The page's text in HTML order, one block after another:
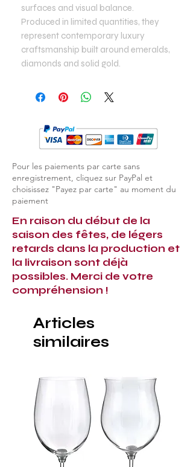
surfaces and visual balance.
Produced in limited quantities, they
represent contemporary luxury
craftsmanship built around emeralds,
diamonds and solid gold.
Pour les paiements par carte sans
enregistrement, cliquez sur PayPal et
choisissez "Payez par carte" au moment du
paiement
En raison du début de la
saison des fêtes, de légers
retards dans la production et
la livraison sont déjà
possibles. Merci de votre
compréhension !
Articles
similaires